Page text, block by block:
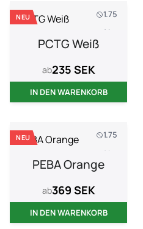
1.75
1 kg
NEU
PCTG Weiß
ab235 SEK
IN DEN WARENKORB
1.75
1 kg
NEU
PEBA Orange
ab369 SEK
IN DEN WARENKORB